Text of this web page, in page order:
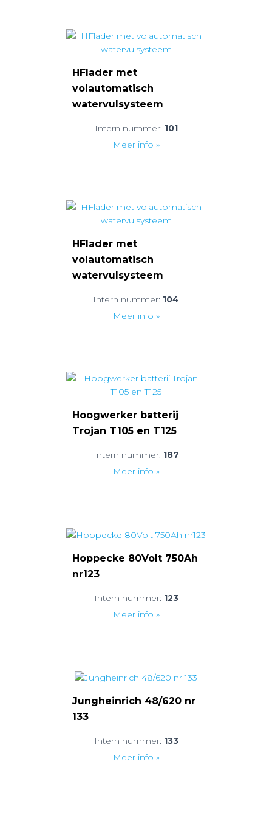
HFlader met
volautomatisch
watervulsysteem
Intern nummer: 101
Meer info »
HFlader met
volautomatisch
watervulsysteem
Intern nummer: 104
Meer info »
Hoogwerker batterij
Trojan T105 en T125
Intern nummer: 187
Meer info »
Hoppecke 80Volt 750Ah
nr123
Intern nummer: 123
Meer info »
Jungheinrich 48/620 nr
133
Intern nummer: 133
Meer info »